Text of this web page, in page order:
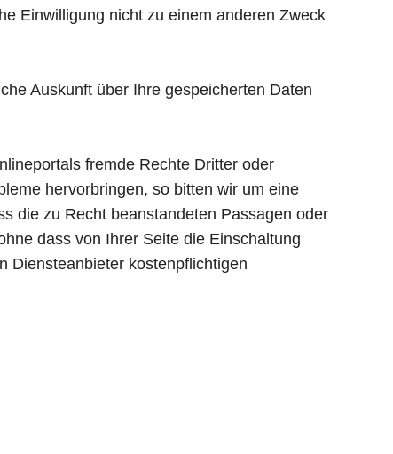
Einwilligung nicht zu einem anderen Zweck
Auskunft über Ihre gespeicherten Daten
fremde Rechte Dritter oder
hervorbringen, so bitten wir um eine
die zu Recht beanstandeten Passagen oder
dass von Ihrer Seite die Einschaltung
Diensteanbieter kostenpflichtigen